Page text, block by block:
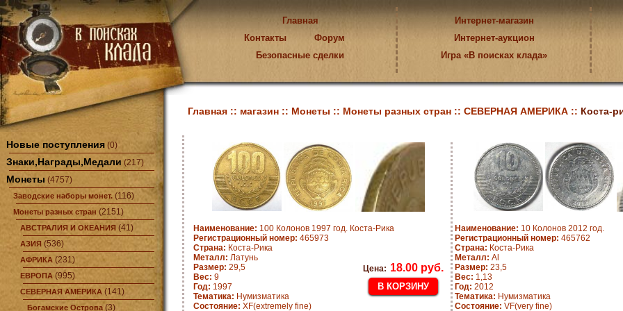
Главная
Контакты
Форум
Безопасные сделки
Интернет-магазин
Интернет-аукцион
Игра «В поисках клада»
Новые поступления (0)
Знаки,Награды,Медали (217)
Монеты (4757)
Заводские наборы монет. (116)
Монеты разных стран (2151)
АВСТРАЛИЯ И ОКЕАНИЯ (41)
АЗИЯ (536)
АФРИКА (231)
ЕВРОПА (995)
СЕВЕРНАЯ АМЕРИКА (141)
Богамские Острова(3)
Главная :: магазин :: Монеты :: Монеты разных стран :: СЕВЕРНАЯ АМЕРИКА :: Коста-
Наименование: 100 Колонов 1997 год. Коста-Рика
Регистрационный номер: 465973
Страна: Коста-Рика
Металл: Латунь
Размер: 29,5
Вес: 9
Год: 1997
Тематика: Нумизматика
Состояние: XF(extremely fine)
Цена: 18.00 руб.
Наименование: 10 Колонов 2012 год.
Регистрационный номер: 465762
Страна: Коста-Рика
Металл: Al
Размер: 23,5
Вес: 1,13
Год: 2012
Тематика: Нумизматика
Состояние: VF(very fine)